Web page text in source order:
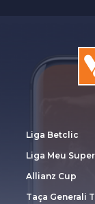
Liga Betclic
Liga Meu Super
Allianz Cup
Taça Generali